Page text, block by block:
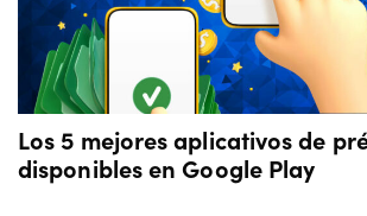
Los 5 mejores aplicativos de
disponibles en Google Play